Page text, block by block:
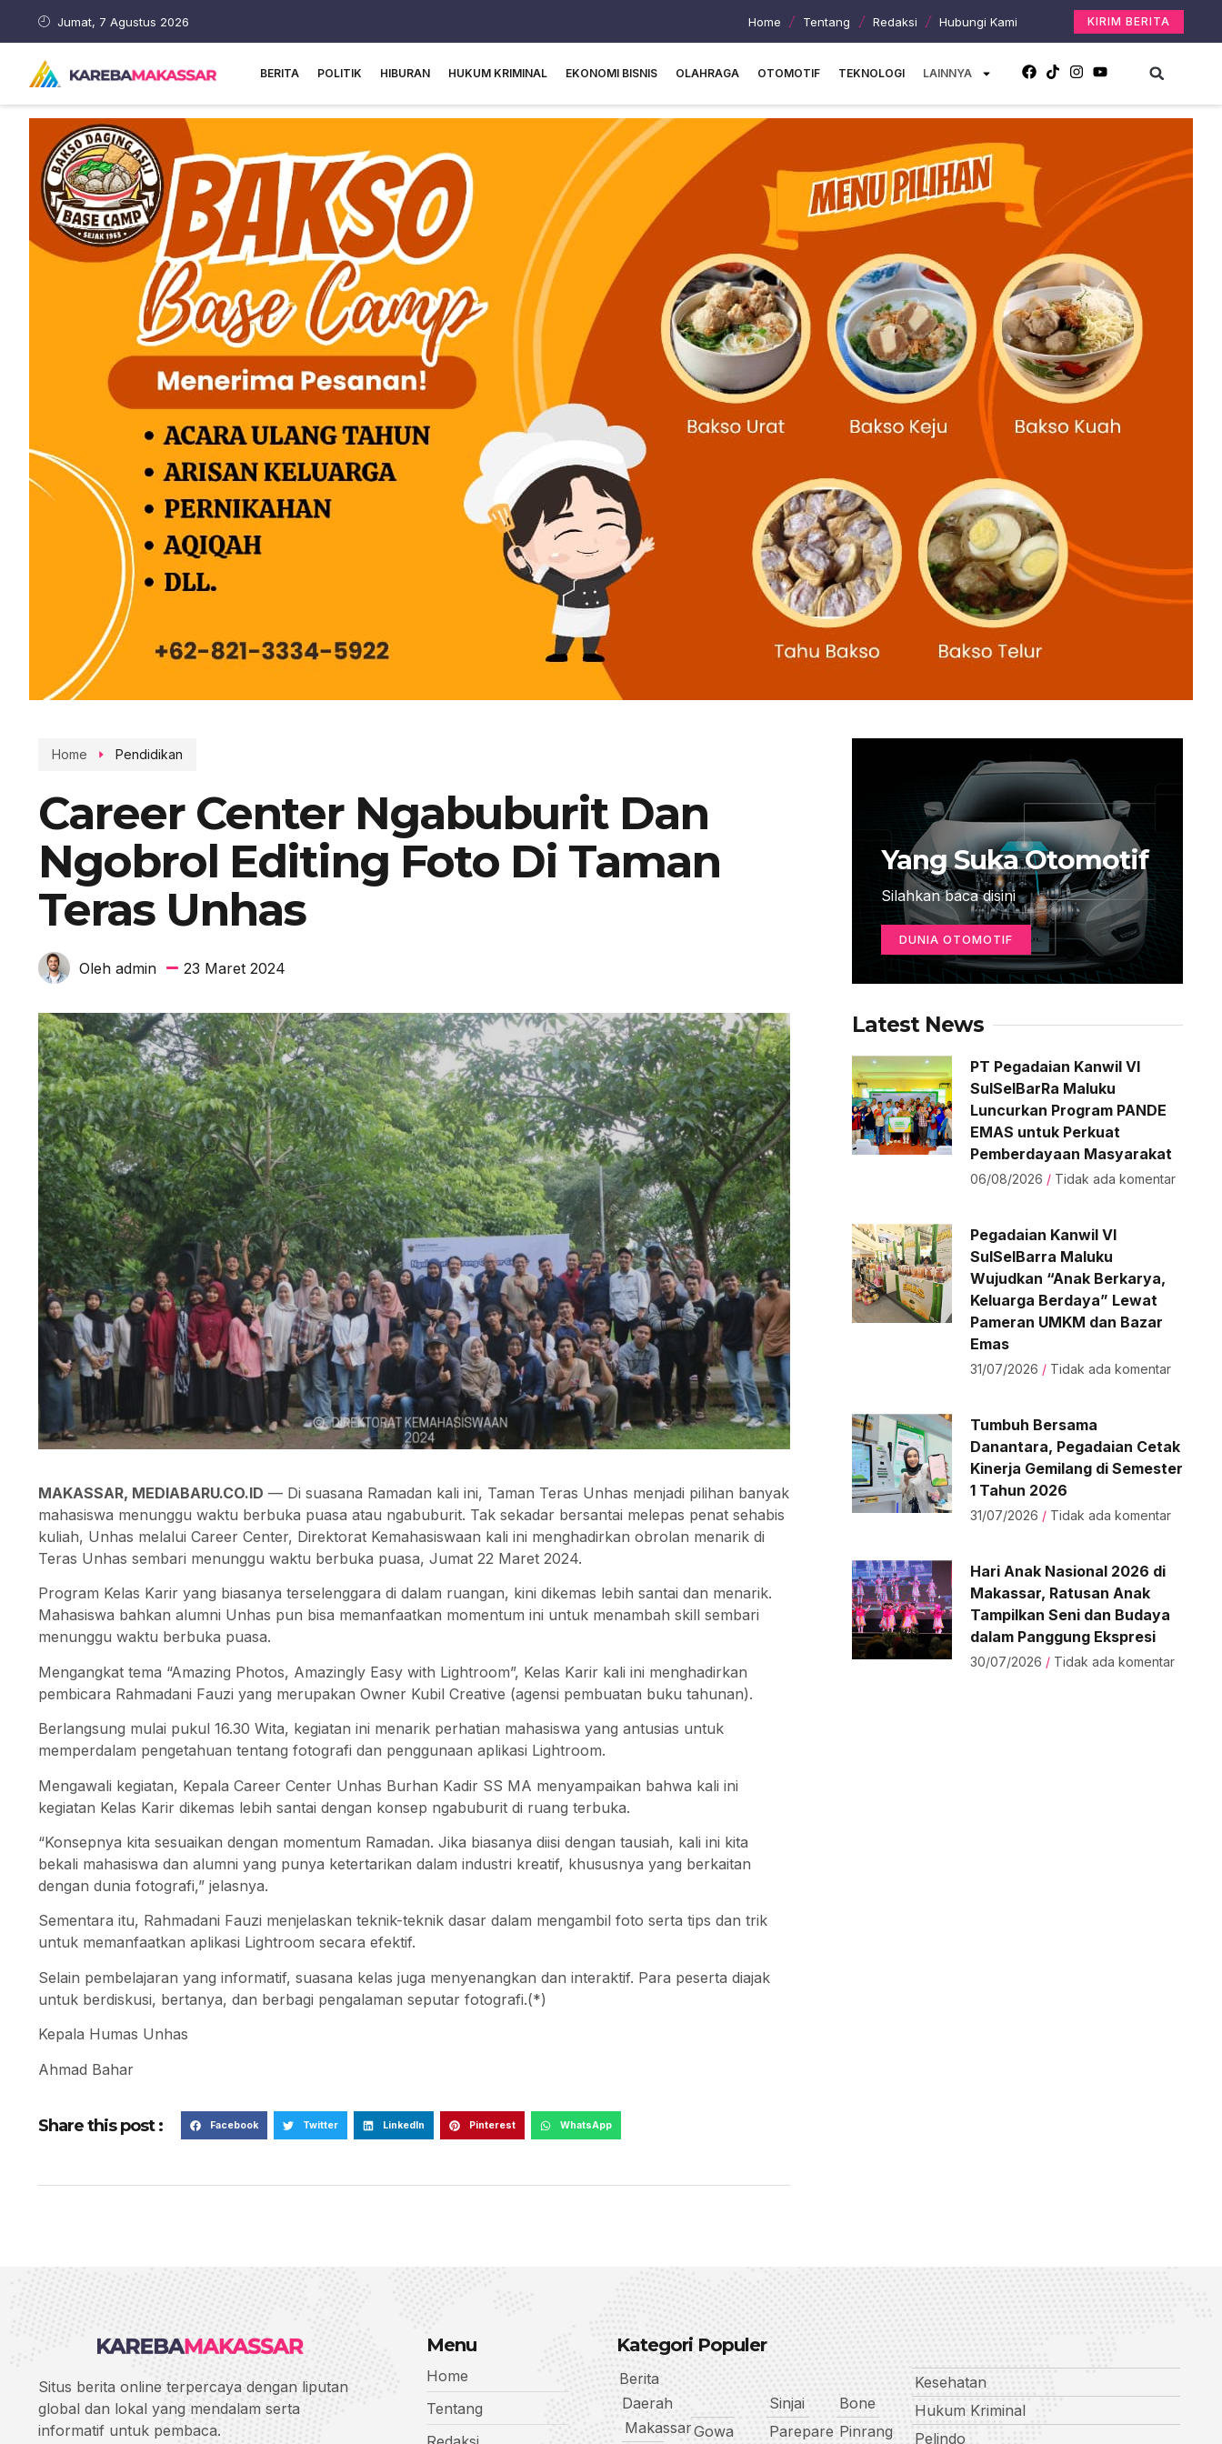
Jumat, 7 Agustus 2026 Home Tentang Redaksi Hubungi Kami KIRIM BERITA
BERITA POLITIK HIBURAN HUKUM KRIMINAL EKONOMI BISNIS OLAHRAGA OTOMOTIF TEKNOLOGI LAINNYA
Home Pendidikan
Career Center Ngabuburit Dan
Ngobrol Editing Foto Di Taman
Teras Unhas
Oleh admin 23 Maret 2024
MAKASSAR, MEDIABARU.CO.ID — Di suasana Ramadan kali ini, Taman Teras Unhas menjadi pilihan banyak
mahasiswa menunggu waktu berbuka puasa atau ngabuburit. Tak sekadar bersantai melepas penat sehabis
kuliah, Unhas melalui Career Center, Direktorat Kemahasiswaan kali ini menghadirkan obrolan menarik di
Teras Unhas sembari menunggu waktu berbuka puasa, Jumat 22 Maret 2024.
Program Kelas Karir yang biasanya terselenggara di dalam ruangan, kini dikemas lebih santai dan menarik.
Mahasiswa bahkan alumni Unhas pun bisa memanfaatkan momentum ini untuk menambah skill sembari
menunggu waktu berbuka puasa.
Mengangkat tema “Amazing Photos, Amazingly Easy with Lightroom”, Kelas Karir kali ini menghadirkan
pembicara Rahmadani Fauzi yang merupakan Owner Kubil Creative (agensi pembuatan buku tahunan).
Berlangsung mulai pukul 16.30 Wita, kegiatan ini menarik perhatian mahasiswa yang antusias untuk
memperdalam pengetahuan tentang fotografi dan penggunaan aplikasi Lightroom.
Mengawali kegiatan, Kepala Career Center Unhas Burhan Kadir SS MA menyampaikan bahwa kali ini
kegiatan Kelas Karir dikemas lebih santai dengan konsep ngabuburit di ruang terbuka.
“Konsepnya kita sesuaikan dengan momentum Ramadan. Jika biasanya diisi dengan tausiah, kali ini kita
bekali mahasiswa dan alumni yang punya ketertarikan dalam industri kreatif, khususnya yang berkaitan
dengan dunia fotografi,” jelasnya.
Sementara itu, Rahmadani Fauzi menjelaskan teknik-teknik dasar dalam mengambil foto serta tips dan trik
untuk memanfaatkan aplikasi Lightroom secara efektif.
Selain pembelajaran yang informatif, suasana kelas juga menyenangkan dan interaktif. Para peserta diajak
untuk berdiskusi, bertanya, dan berbagi pengalaman seputar fotografi.(*)
Kepala Humas Unhas
Ahmad Bahar
Share this post : Facebook Twitter LinkedIn Pinterest WhatsApp
Yang Suka Otomotif
Silahkan baca disini
DUNIA OTOMOTIF
Latest News
PT Pegadaian Kanwil VI
SulSelBarRa Maluku
Luncurkan Program PANDE
EMAS untuk Perkuat
Pemberdayaan Masyarakat
06/08/2026 Tidak ada komentar
Pegadaian Kanwil VI
SulSelBarra Maluku
Wujudkan “Anak Berkarya,
Keluarga Berdaya” Lewat
Pameran UMKM dan Bazar
Emas
31/07/2026 Tidak ada komentar
Tumbuh Bersama
Danantara, Pegadaian Cetak
Kinerja Gemilang di Semester
1 Tahun 2026
31/07/2026 Tidak ada komentar
Hari Anak Nasional 2026 di
Makassar, Ratusan Anak
Tampilkan Seni dan Budaya
dalam Panggung Ekspresi
30/07/2026 Tidak ada komentar
Situs berita online terpercaya dengan liputan
global dan lokal yang mendalam serta
informatif untuk pembaca.
Menu
Home
Tentang
Kategori Populer
Berita
Daerah
MakassarGowa
Sinjai
Parepare
Bone
Pinrang
Kesehatan
Hukum Kriminal
Pelindo